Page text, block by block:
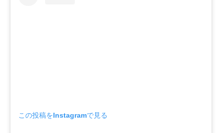
この投稿をInstagramで見る